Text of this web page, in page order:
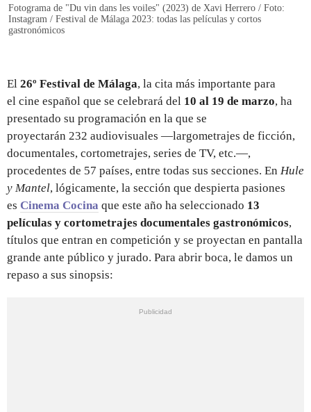
Fotograma de "Du vin dans les voiles" (2023) de Xavi Herrero / Foto:
Instagram / Festival de Málaga 2023: todas las películas y cortos
gastronómicos
El 26º Festival de Málaga, la cita más importante para
el cine español que se celebrará del 10 al 19 de marzo, ha
presentado su programación en la que se
proyectarán 232 audiovisuales —largometrajes de ficción,
documentales, cortometrajes, series de TV, etc.—,
procedentes de 57 países, entre todas sus secciones. En Hule
y Mantel, lógicamente, la sección que despierta pasiones
es Cinema Cocina que este año ha seleccionado 13
películas y cortometrajes documentales gastronómicos,
títulos que entran en competición y se proyectan en pantalla
grande ante público y jurado. Para abrir boca, le damos un
repaso a sus sinopsis: